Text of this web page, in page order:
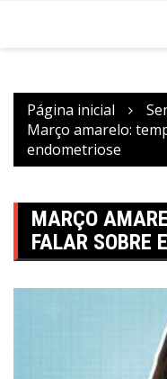
Página inicial
Março amarelo:
endometriose
MARÇO
FALAR SOBRE